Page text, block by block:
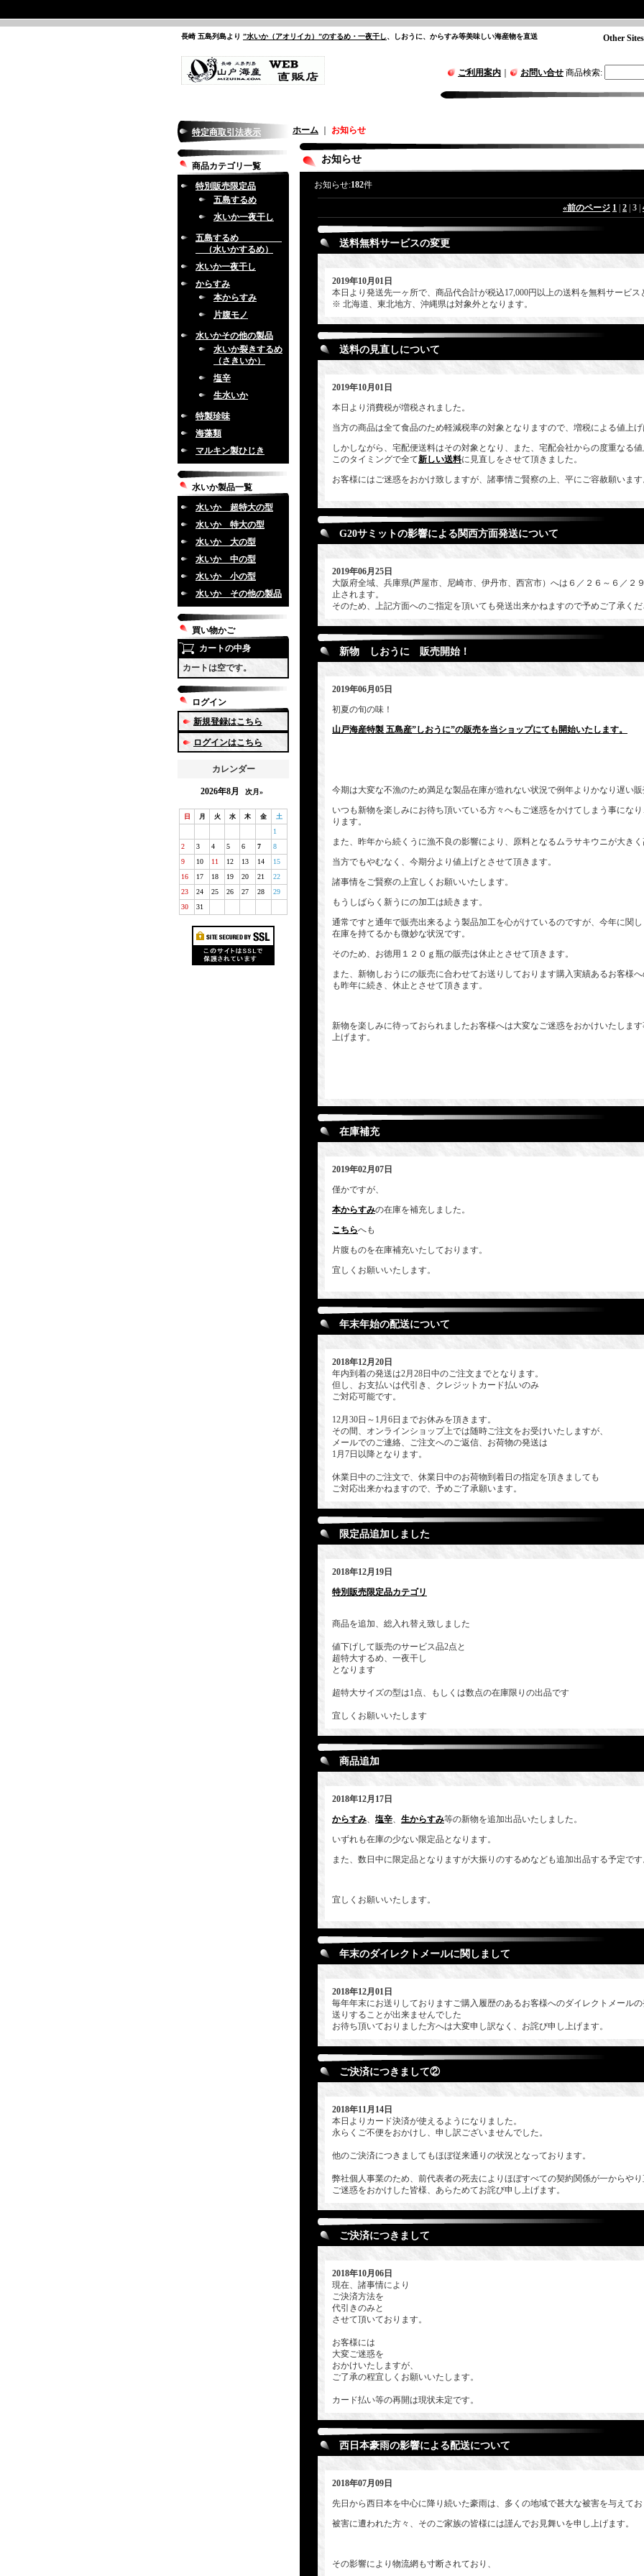
Other
長崎 五島列島より ”水いか（アオリイカ）”のするめ・一夜干し、しおうに、からすみ等美味しい海産物を直送
ご利用案内 お問い合せ 商品検索:
特定商取引法表示
商品カテゴリ一覧
特別販売限定品
五島するめ
水いか一夜干し
五島するめ
（水いかするめ）
水いか一夜干し
からすみ
本からすみ
片腹モノ
水いかその他の製品
水いか裂きするめ
（さきいか）
塩辛
生水いか
特製珍味
海藻類
マルキン製ひじき
水いか製品一覧
水いか 超特大の型
水いか 特大の型
水いか 大の型
水いか 中の型
水いか 小の型
水いか その他の製品
買い物かご
カートの中身
カートは空です。
ログイン
新規登録はこちら
ログインはこちら
カレンダー
2026年8月 次月»
日 月 火 水 木 金 土
1
2
3 4 5 6 7
8
9
10 11 12 13 14
15
16
17 18 19 20 21
22
23
24 25 26 27 28
29
30
31
ホーム お知らせ
お知らせ
お知らせ:182件
«前のページ 1 2 3
送料無料サービスの変更
2019年10月01日
本日より発送先一ヶ所で、商品代合計が税込17,000円以上の送料を無料サービ
※ 北海道、東北地方、沖縄県は対象外となります。
送料の見直しについて
2019年10月01日
本日より消費税が増税されました。
当方の商品は全て食品のため軽減税率の対象となりますので、増税による値上
しかしながら、宅配便送料はその対象となり、また、宅配会社からの度重なる
このタイミングで全て新しい送料に見直しをさせて頂きました。
お客様にはご迷惑をおかけ致しますが、諸事情ご賢察の上、平にご容赦願いま
G20サミットの影響による関西方面発送について
2019年06月25日
大阪府全域、兵庫県(芦屋市、尼崎市、伊丹市、西宮市）へは６／２６～６／２
止されます。
そのため、上記方面へのご指定を頂いても発送出来かねますので予めご了承く
新物 しおうに 販売開始！
2019年06月05日
初夏の旬の味！
山戸海産特製 五島産”しおうに”の販売を当ショップにても開始いたします。
今期は大変な不漁のため満足な製品在庫が造れない状況で例年よりかなり遅い
いつも新物を楽しみにお待ち頂いている方々へもご迷惑をかけてしまう事にな
ります。
また、昨年から続くうに漁不良の影響により、原料となるムラサキウニが大き
当方でもやむなく、今期分より値上げとさせて頂きます。
諸事情をご賢察の上宜しくお願いいたします。
もうしばらく新うにの加工は続きます。
通常ですと通年で販売出来るよう製品加工を心がけているのですが、今年に関
在庫を持てるかも微妙な状況です。
そのため、お徳用１２０ｇ瓶の販売は休止とさせて頂きます。
また、新物しおうにの販売に合わせてお送りしております購入実績あるお客様
も昨年に続き、休止とさせて頂きます。
新物を楽しみに待っておられましたお客様へは大変なご迷惑をおかけいたしま
上げます。
在庫補充
2019年02月07日
僅かですが、
本からすみの在庫を補充しました。
こちらへも
片腹ものを在庫補充いたしております。
宜しくお願いいたします。
年末年始の配送について
2018年12月20日
年内到着の発送は2月28日中のご注文までとなります。
但し、お支払いは代引き、クレジットカード払いのみ
ご対応可能です。
12月30日～1月6日までお休みを頂きます。
その間、オンラインショップ上では随時ご注文をお受けいたしますが、
メールでのご連絡、ご注文へのご返信、お荷物の発送は
1月7日以降となります。
休業日中のご注文で、休業日中のお荷物到着日の指定を頂きましても
ご対応出来かねますので、予めご了承願います。
限定品追加しました
2018年12月19日
特別販売限定品カテゴリ
商品を追加、総入れ替え致しました
値下げして販売のサービス品2点と
超特大するめ、一夜干し
となります
超特大サイズの型は1点、もしくは数点の在庫限りの出品です
宜しくお願いいたします
商品追加
2018年12月17日
からすみ、 塩辛、 生からすみ等の新物を追加出品いたしました。
いずれも在庫の少ない限定品となります。
また、数日中に限定品となりますが大振りのするめなども追加出品する予定で
宜しくお願いいたします。
年末のダイレクトメールに関しまして
2018年12月01日
毎年年末にお送りしておりますご購入履歴のあるお客様へのダイレクトメール
送りすることが出来ませんでした
お待ち頂いておりました方へは大変申し訳なく、お詫び申し上げます。
ご決済につきまして②
2018年11月14日
本日よりカード決済が使えるようになりました。
永らくご不便をおかけし、申し訳ございませんでした。
他のご決済につきましてもほぼ従来通りの状況となっております。
弊社個人事業のため、前代表者の死去によりほぼすべての契約関係が一からや
ご迷惑をおかけした皆様、あらためてお詫び申し上げます。
ご決済につきまして
2018年10月06日
現在、諸事情により
ご決済方法を
代引きのみと
させて頂いております。
お客様には
大変ご迷惑を
おかけいたしますが、
ご了承の程宜しくお願いいたします。
カード払い等の再開は現状未定です。
西日本豪雨の影響による配送について
2018年07月09日
先日から西日本を中心に降り続いた豪雨は、多くの地域で甚大な被害を与えて
被害に遭われた方々、そのご家族の皆様には謹んでお見舞いを申し上げます。
その影響により物流網も寸断されており、